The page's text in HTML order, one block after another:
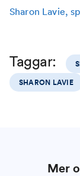
Sharon Lavie,
Taggar:
SHARON LAVIE
Mer